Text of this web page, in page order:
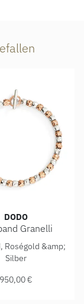
G9R9A,
DODO
Granelli
Granelli,
Roségold &amp;
Silber
950,00 €